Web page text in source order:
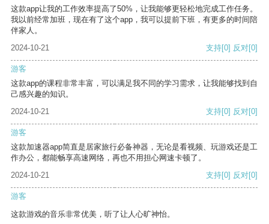
这款app让我的工作效率提高了50%，让我能够更轻松地完成工作任务。
我以前经常加班，现在有了这个app，我可以提前下班，有更多的时间陪
伴家人。
2024-10-21
支持[0] 反对[0]
游客
这款app的课程非常丰富，可以满足我不同的学习需求，让我能够找到自
己感兴趣的知识。
2024-10-21
支持[0] 反对[0]
游客
这款加速器app简直是居家旅行必备神器，无论是看视频、玩游戏还是工
作办公，都能畅享高速网络，再也不用担心网速卡顿了。
2024-10-21
支持[0] 反对[0]
游客
这款游戏的音乐非常优美，听了让人心旷神怡。